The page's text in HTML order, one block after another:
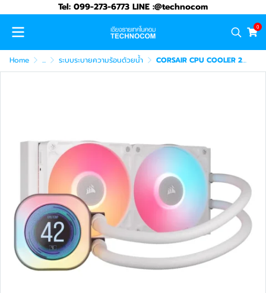
Tel: 099-273-6773 LINE :@technocom
0
Home ... ระบบระบายความร้อนด้วยน้ำ CORSAIR CPU COOLER 240MM RGB ICUE LINK TITAN LIQUID CPU COOLER WHITE (CW-9061025-WW)